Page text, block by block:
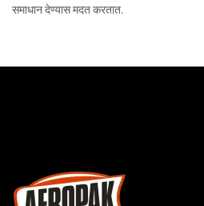
समाधान देण्यास मदत करतात.